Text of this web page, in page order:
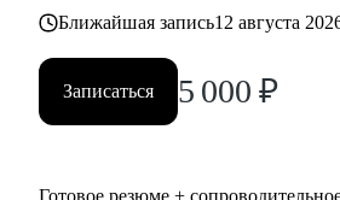
логистики, HR, юриспруденции.
заинтересован в повышении и
карьерного развития.
Ближайшая запись12 августа
Записаться 5 000 ₽
Готовое резюме +